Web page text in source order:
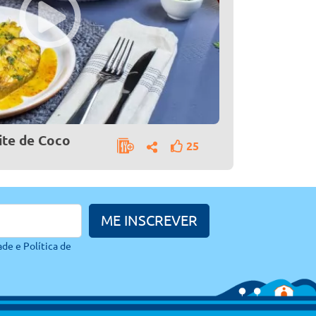
e refinada
de Coco 25
e Política de
ME INSCREVER